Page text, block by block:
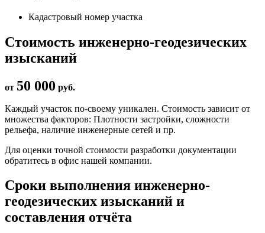
Кадастровый номер участка
Стоимость инженерно-геодезических
изысканий
от 50 000 руб.
Каждый участок по-своему уникален. Стоимость зависит от
множества факторов: Плотности застройки, сложности
рельефа, наличие инженерные сетей и пр.
Для оценки точной стоимости разработки документации
обратитесь в офис нашей компании.
Сроки выполнения инженерно-
геодезических изысканий и
составления отчёта